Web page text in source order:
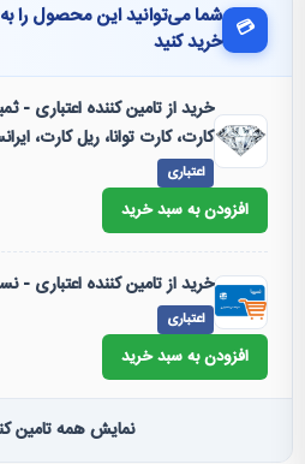
💳 شما می‌توانید این محصول را
خرید کنید
خرید از تامین کننده اعتباری -
کارت، کارت توانا، ریل کارت،
اعتباری
افزودن به سبد خرید
خرید از تامین کننده اعتباری -
اعتباری
افزودن به سبد خرید
نمایش همه تامین